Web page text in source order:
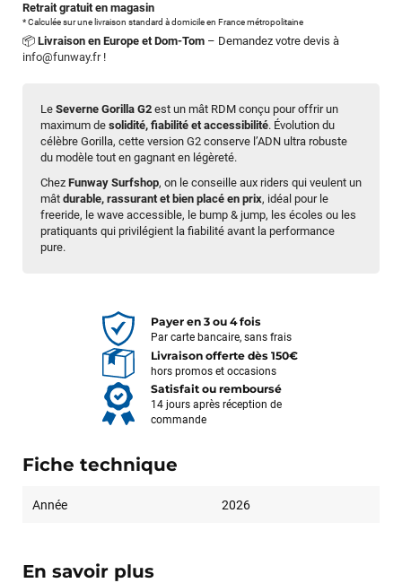
Le Severne Gorilla G2 est un mât RDM conçu pour offrir un
maximum de solidité, fiabilité et accessibilité. Évolution du
célèbre Gorilla, cette version G2 conserve l’ADN ultra robuste
du modèle tout en gagnant en légèreté.
Chez Funway Surfshop, on le conseille aux riders qui veulent un
mât durable, rassurant et bien placé en prix, idéal pour le
freeride, le wave accessible, le bump & jump, les écoles ou les
pratiquants qui privilégient la fiabilité avant la performance
pure.
Retrait gratuit en magasin
* Calculée sur une livraison standard à domicile en France métropolitaine
📦 Livraison en Europe et Dom-Tom – Demandez votre devis à
info@funway.fr!
Payer en 3 ou 4 fois
Par carte bancaire, sans frais
Livraison offerte dès 150€
hors promos et occasions
Satisfait ou remboursé
14 jours après réception de
commande
Fiche technique
Année 2026
En savoir plus